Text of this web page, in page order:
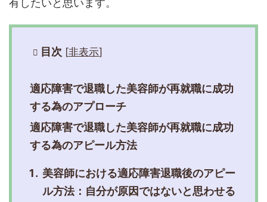
有したいと思います。
目次 [非表示]
適応障害で退職した美容師が再就職に成功
する為のアプローチ
適応障害で退職した美容師が再就職に成功
する為のアピール方法
美容師における適応障害退職後のアピー
ル方法：自分が原因ではないと思わせる